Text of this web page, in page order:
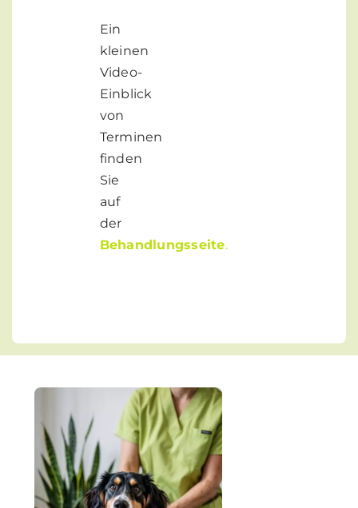
Ein
kleinen
Video-
Einblick
von
Terminen
finden
Sie
auf
der
Behandlungsseite.